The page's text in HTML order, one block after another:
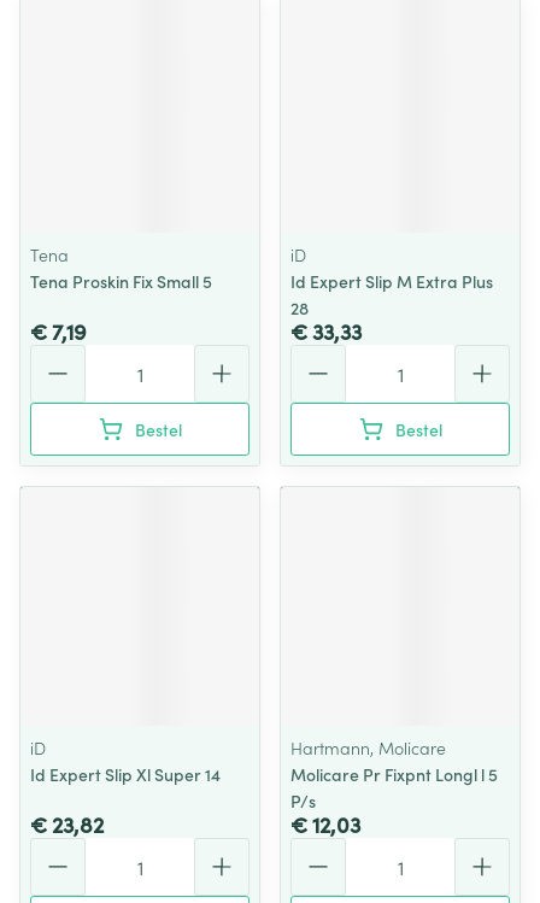
Tena
Tena Proskin Fix Small 5
€ 7,19
Bestel
iD
Id Expert Slip M Extra Plus
28
€ 33,33
Bestel
iD
Id Expert Slip Xl Super 14
€ 23,82
Hartmann, Molicare
Molicare Pr Fixpnt Longl l 5
P/s
€ 12,03